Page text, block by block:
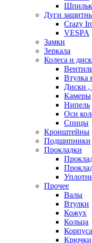
Дуги
Crazy
VESPA
Замки
Зеркала
Колеса и
Втулка
Диски ,
Камеры
Нипель
Оси
Спицы
Кронштейны
Подшипники
Прокладки
Прочее
Валы
Втулки
Кожух
Кольца
Корпуса
Крючки